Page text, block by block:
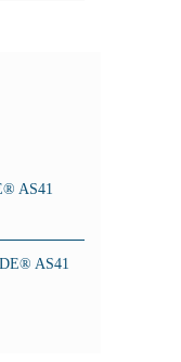
AS41
AS41